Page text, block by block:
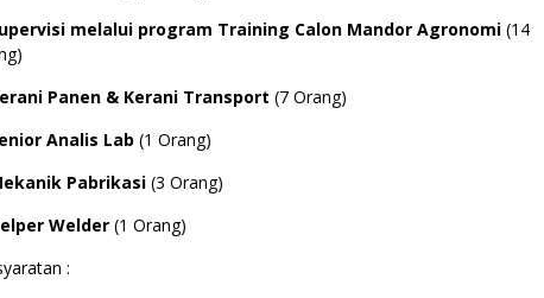
melalui program Training Calon Mandor Agronomi (14
Panen & Kerani Transport (7 Orang)
Analis Lab (1 Orang)
Pabrikasi (3 Orang)
Welder (1 Orang)
: